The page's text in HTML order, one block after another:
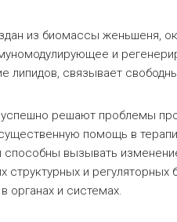
из биомассы женьшеня,
и
липидов, связывает
решают проблемы
помощь в
способны вызывать
структурных и регуляторных
органах и системах.